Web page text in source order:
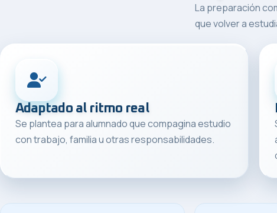
La preparación
que volver a
Adaptado al ritmo real
Se plantea para alumnado que compagina estudio
con trabajo, familia u otras responsabilidades.